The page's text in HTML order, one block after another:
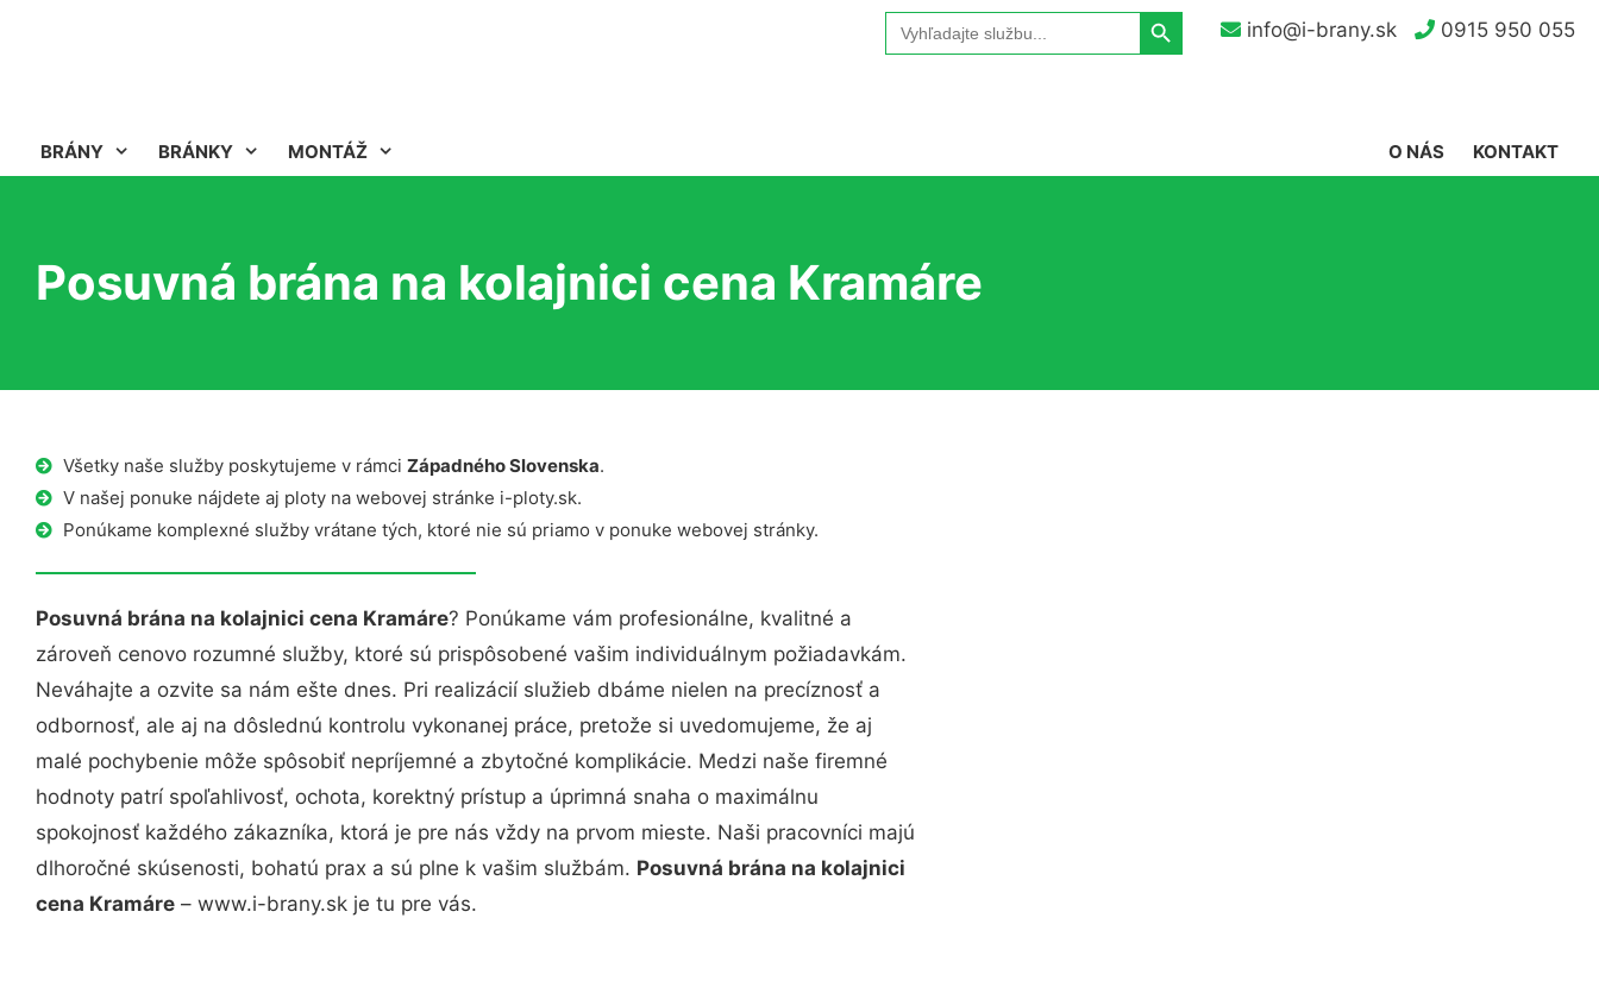
info@i-brany.sk 0915 950 055
Search
for:
Search Button
BRÁNY BRÁNKY MONTÁŽ KONTAKT
O NÁS
Posuvná brána na kolajnici cena Kramáre
Všetky naše služby poskytujeme v rámci Západného Slovenska.
V našej ponuke nájdete aj ploty na webovej stránke i-ploty.sk.
Ponúkame komplexné služby vrátane tých, ktoré nie sú priamo v ponuke webovej stránky.
Posuvná brána na kolajnici cena Kramáre? Ponúkame vám profesionálne, kvalitné a
zároveň cenovo rozumné služby, ktoré sú prispôsobené vašim individuálnym požiadavkám.
Neváhajte a ozvite sa nám ešte dnes. Pri realizácií služieb dbáme nielen na precíznosť a
odbornosť, ale aj na dôslednú kontrolu vykonanej práce, pretože si uvedomujeme, že aj
malé pochybenie môže spôsobiť nepríjemné a zbytočné komplikácie. Medzi naše firemné
hodnoty patrí spoľahlivosť, ochota, korektný prístup a úprimná snaha o maximálnu
spokojnosť každého zákazníka, ktorá je pre nás vždy na prvom mieste. Naši pracovníci majú
dlhoročné skúsenosti, bohatú prax a sú plne k vašim službám. Posuvná brána na kolajnici
cena Kramáre – www.i-brany.sk je tu pre vás.